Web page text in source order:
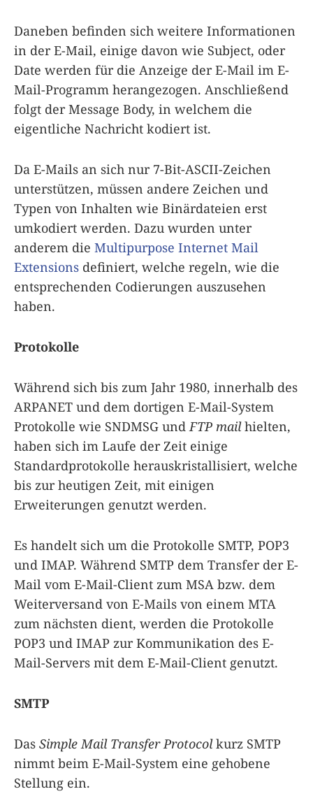
Daneben befinden sich weitere Informationen
in der E-Mail, einige davon wie Subject, oder
Date werden für die Anzeige der E-Mail im E-
Mail-Programm herangezogen. Anschließend
folgt der Message Body, in welchem die
eigentliche Nachricht kodiert ist.
Da E-Mails an sich nur 7-Bit-ASCII-Zeichen
unterstützen, müssen andere Zeichen und
Typen von Inhalten wie Binärdateien erst
umkodiert werden. Dazu wurden unter
anderem die Multipurpose Internet Mail
Extensions definiert, welche regeln, wie die
entsprechenden Codierungen auszusehen
haben.
Protokolle
Während sich bis zum Jahr 1980, innerhalb des
ARPANET und dem dortigen E-Mail-System
Protokolle wie SNDMSG undFTP mailhielten,
haben sich im Laufe der Zeit einige
Standardprotokolle herauskristallisiert, welche
bis zur heutigen Zeit, mit einigen
Erweiterungen genutzt werden.
Es handelt sich um die Protokolle SMTP, POP3
und IMAP. Während SMTP dem Transfer der E-
Mail vom E-Mail-Client zum MSA bzw. dem
Weiterversand von E-Mails von einem MTA
zum nächsten dient, werden die Protokolle
POP3 und IMAP zur Kommunikation des E-
Mail-Servers mit dem E-Mail-Client genutzt.
SMTP
Das Simple Mail Transfer Protocolkurz SMTP
nimmt beim E-Mail-System eine gehobene
Stellung ein.